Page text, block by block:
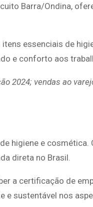
Barra/Ondina,
essenciais de
e conforto aos
2024; vendas ao
higiene e
direta no Brasil.
a certificação de
e sustentável nos